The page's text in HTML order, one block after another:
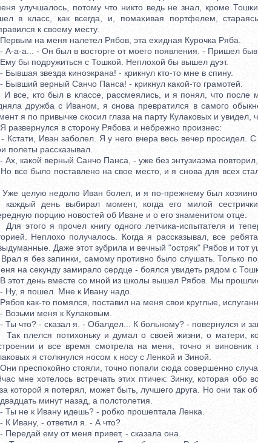
улучшалось, потому что никто ведь не знал, кроме
в класс, как всегда, и, помахивая портфелем,
к своему месту.
на меня налетел Рябов, эта ехидная Курочка Ряба.
а-а... - Он был в восторге от моего появления. - Пришел
бы подружиться с Тошкой. Неплохой бы вышел дуэт.
звезда киноэкрана! - крикнул кто-то мне в спину.
верный Санчо Панса! - крикнул какой-то грамотей.
кто был в классе, рассмеялись, и я понял, что после
дружба с Иваном, я снова превратился в самого
я по привычке скосил глаза на парту Кулаковых и
в сторону Рябова и небрежно произнес:
Иван заболел. Я у него вчера весь вечер просидел.
полеты рассказывал.
какой верный Санчо Панса, - уже без энтузиазма повторил,
все было поставлено на свое место, и я снова для всех
целую недолю Иван болел, и я по-прежнему был
каждый день выбирал момент, когда его милой
порцию новостей об Иване и о его знаменитом отце.
этого я прочел книгу одного летчика-испытателя и
Неплохо получалось. Когда я рассказывал, все
Даже этот зубрила и вечный "остряк" Рябов и тот
я без запинки, самому противно было слушать. Только по
на секунду замирало сердце - боялся увидеть рядом с
день вместе со мной из школы вышел Рябов. Мы
я пошел. Мне к Ивану надо.
как-то помялся, поставил на меня свои круглые,
меня к Кулаковым.
что? - сказал я. - Обалдел... К больному? - повернулся и
плелся потихоньку и думал о своей жизни, о матери,
и все время смотрела на меня, точно я виновник
я столкнулся носом к носу с Ленкой и Зиной.
преспокойно стояли, точно попали сюда совершенно
мне хотелось встречать этих птичек: Зинку, которая обо
которой я потерял, может быть, лучшего друга. Но они так
минут назад, а полстолетия.
не к Ивану идешь? - робко прошептала Ленка.
Ивану, - ответил я. - А что?
ему от меня привет, - сказала она.